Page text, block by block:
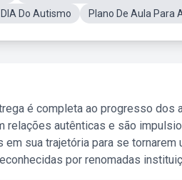
Do Autismo
Plano De Aula Para
é completa ao progresso
relações autênticas e são
sua trajetória para se tornarem
por renomadas